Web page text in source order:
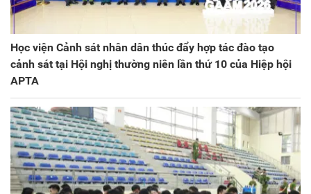
Học viện Cảnh sát nhân dân thúc đẩy hợp tác đào tạo
cảnh sát tại Hội nghị thường niên lần thứ 10 của Hiệp hội
APTA